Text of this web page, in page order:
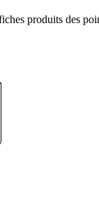
produits des